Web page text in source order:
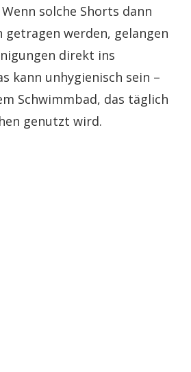
solche Shorts dann
getragen werden, gelangen
direkt ins
kann unhygienisch sein –
Schwimmbad, das täglich
genutzt wird.